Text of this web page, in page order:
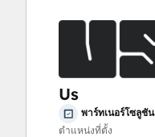
Us
พาร์ทเนอร์โซลูชัน
ตำแหน่งที่ตั้ง